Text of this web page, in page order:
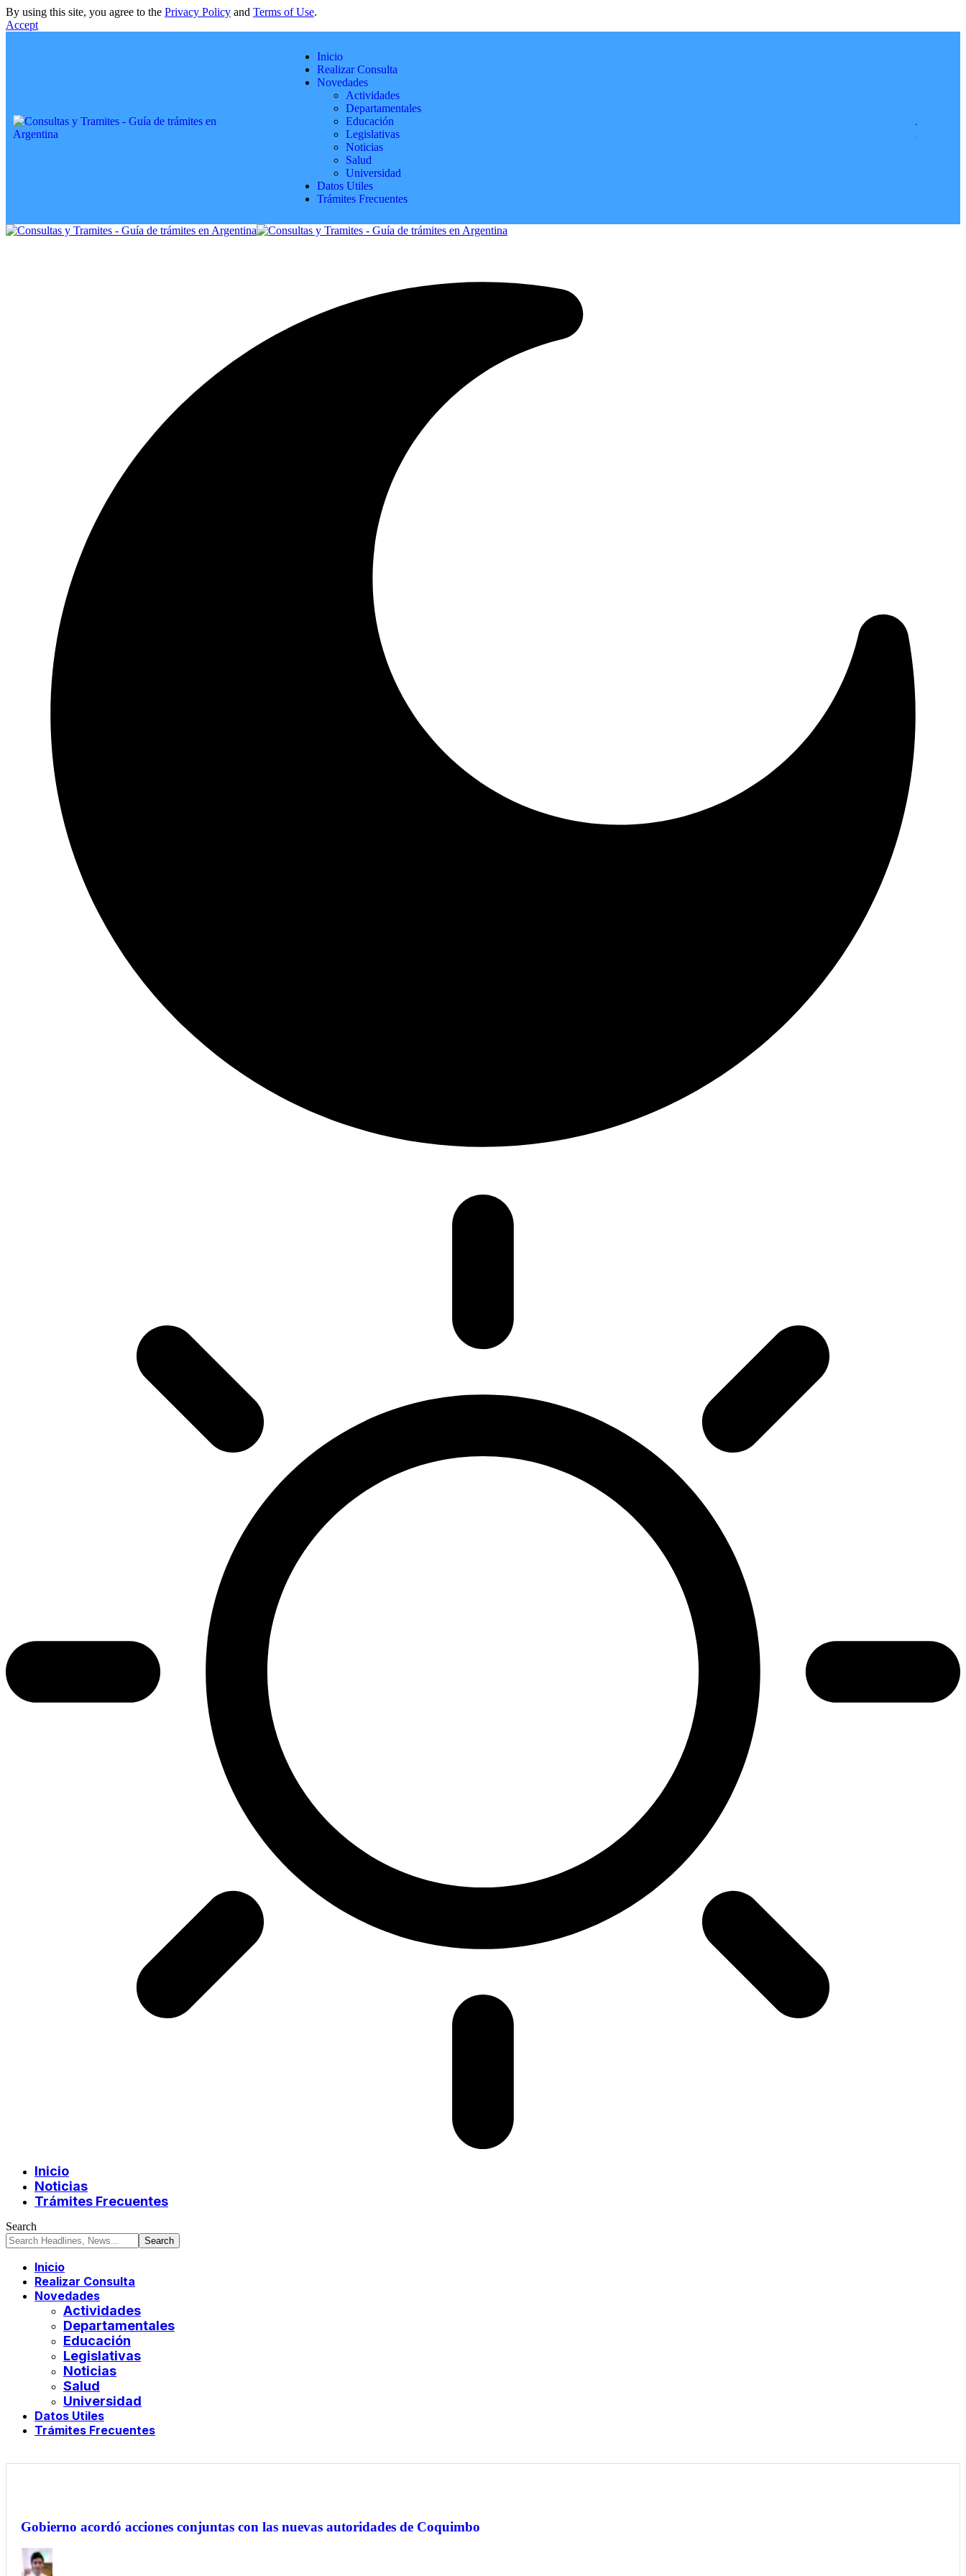
By using this site, you agree to the Privacy Policy and Terms of Use.
Accept
Inicio
Realizar Consulta
Novedades
Actividades
Departamentales
Educación
Legislativas
Noticias
Salud
Universidad
Datos Utiles
Trámites Frecuentes
Inicio
Noticias
Trámites Frecuentes
Search
Inicio
Realizar Consulta
Novedades
Actividades
Departamentales
Educación
Legislativas
Noticias
Salud
Universidad
Datos Utiles
Trámites Frecuentes
Gobierno acordó acciones conjuntas con las nuevas autoridades de Coquimbo